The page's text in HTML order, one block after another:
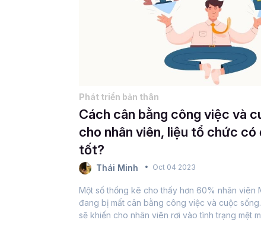
Phát triển bản thân
Cách cân bằng công việc và
cho nhân viên, liệu tổ chức có
tốt?
Thái Minh Oct 04 2023
Một số thống kê cho thấy hơn 60% nhân viên
đang bị mất cân bằng công việc và cuộc
sẽ khiến cho nhân viên rơi vào tình trạng mệt